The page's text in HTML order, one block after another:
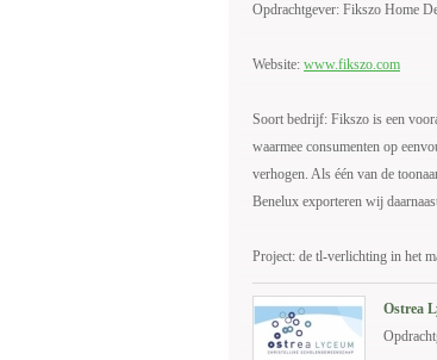
Opdrachtgever: Fikszo Home
Website: www.fikszo.com
Soort bedrijf: Fikszo is een
waarmee consumenten op
verhogen. Als één van de
Benelux exporteren wij
Project: de tl-verlichting in het
Ostrea